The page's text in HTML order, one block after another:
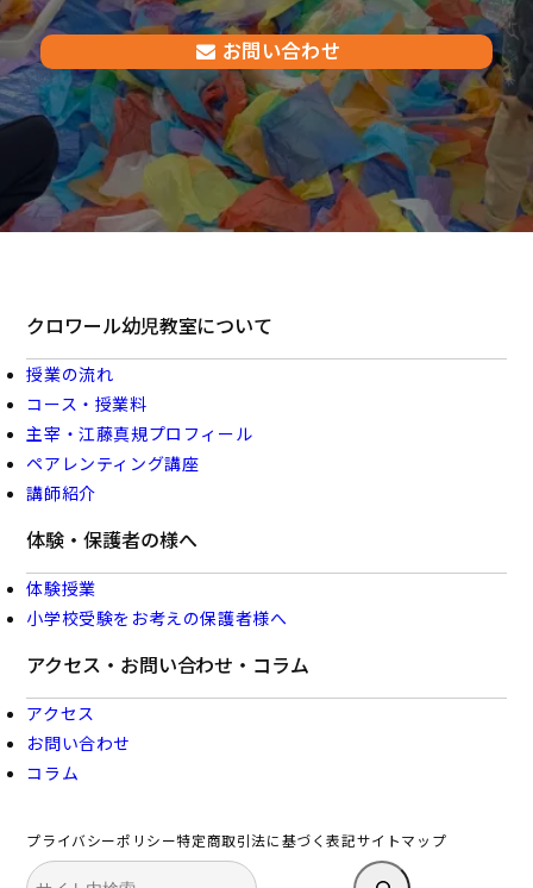
お問い合わせ
クロワール幼児教室について
授業の流れ
コース・授業料
主宰・江藤真規プロフィール
ペアレンティング講座
講師紹介
体験・保護者の様へ
体験授業
小学校受験をお考えの保護者様へ
アクセス・お問い合わせ・コラム
アクセス
お問い合わせ
コラム
プライバシーポリシー特定商取引法に基づく表記サイトマップ
検